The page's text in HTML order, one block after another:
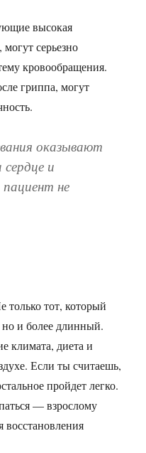
высокая
серьезно
кровообращения.
гриппа, могут
оказывают
сердце и
пациент не
только тот, который
и более длинный.
климата, диета и
Если ты считаешь,
пройдет легко.
— взрослому
восстановления